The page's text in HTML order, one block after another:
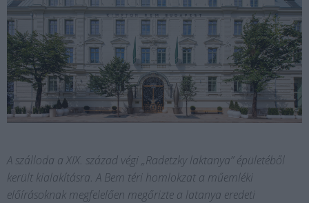
A szálloda a XIX. század végi „Radetzky laktanya” épületéből
került kialakításra. A Bem téri homlokzat a műemléki
előírásoknak megfelelően megőrizte a latanya eredeti